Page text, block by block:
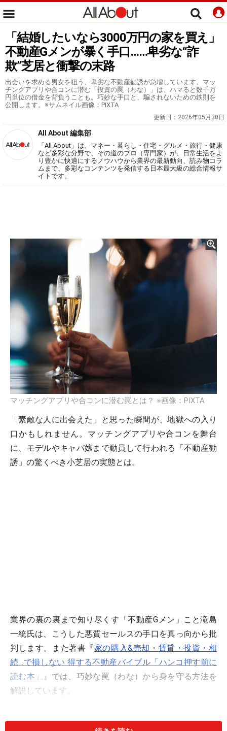
「結婚したいなら3000万円の家を買え」
不動産Gメンが暴く手口……卑劣な“詐
欺”芝居と衝撃の末路
出会いを求める男女を狙う、卑劣な不動産勧誘が急増しています。マッ
チングアプリや合コンに潜む「投資の罠（わな）」は、ハマると数千万
円単位の借金を背負うことも。巧妙な手口と、騙されないための鉄則を
公開します。※サムネイル画像：PIXTA
更新日： 2026年05月30日
All About 編集部
「All About」は、マネー・暮らし・住宅・グルメ・旅行・健康
など多彩な分野で、その道のプロ（専門家）が、日常生活をよ
り豊かに快適にするノウハウから業界の最新動向、読み物コラ
ムまで、多彩なコンテンツを発信する日本最大級の総合情報サ
イトです。
マッチングアプリや合コンに潜む罠とは？ ※画像：PIXTA
「素敵な人に出会えた」と思った瞬間が、地獄への入り
口かもしれません。マッチングアプリや合コンを舞台
に、モデルやキャバ嬢まで動員して行われる「不動産勧
誘」の驚くべき小芝居の実態とは。
業界の裏の裏まで知り尽くす「不動産Gメン」こと滝島
一統氏は、こうした悪質セールスの手口を真っ向から批
判します。また著書『家の購入&売却・賃貸・投資・相
続…で損しない 得する不動産バイブル「ハンコ押す前に
読む本」 』では、巧妙な罠（わな）から身を守る方法を
解説しています。
ーム投資勧誘」が法的に罰せられない理由と、赤字物件